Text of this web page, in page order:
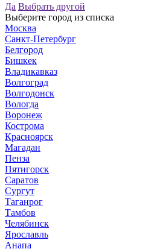
Да Выбрать другой
Выберите город из списка
Москва
Санкт-Петербург
Белгород
Бишкек
Владикавказ
Волгоград
Волгодонск
Вологда
Воронеж
Кострома
Красноярск
Магадан
Пенза
Пятигорск
Саратов
Сургут
Таганрог
Тамбов
Челябинск
Ярославль
Анапа